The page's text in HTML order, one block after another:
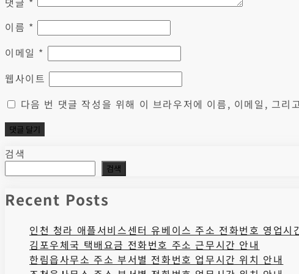
이름 *
이메일 *
웹사이트
다음 번 댓글 작성을 위해 이 브라우저에 이름, 이메일, 그리
검색
검색
Recent Posts
인천 청라 애플서비스센터 유베이스 주소 전화번호 영업시
김포우체국 택배요금 전화번호 주소 근무시간 안내
한림읍사무소 주소 부서별 전화번호 업무시간 위치 안내